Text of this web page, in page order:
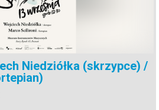
Niedziółka (skrzypce) /